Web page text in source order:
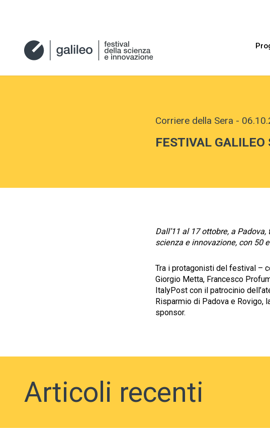
Corriere della Sera -
FESTIVAL
Dall’11 al 17 ottobre, a
scienza e innovazione, con 50
Tra i protagonisti del festival –
Giorgio Metta, Francesco
ItalyPost con il patrocinio
Risparmio di Padova e Rovigo,
sponsor.
Articoli recenti